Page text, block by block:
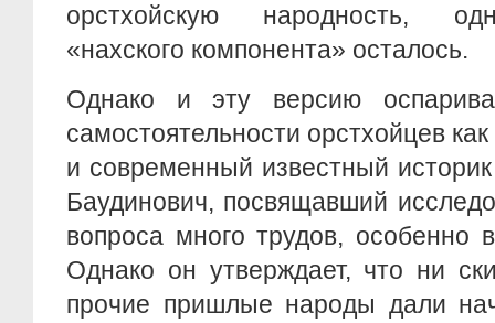
орстхойскую народность,
«нахского компонента» осталось.
Однако и эту версию
самостоятельности орстхойцев
и современный известный
Баудинович, посвящавший
вопроса много трудов, особенно
Однако он утверждает, что ни
прочие пришлые народы дали